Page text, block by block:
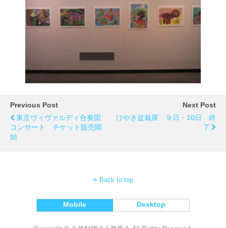
Previous Post
東京ヴィヴァルディ合奏団
コンサート チケット販売開
始
Next Post
けやき盆栽展 ９日・10日 終
了
Back to top
Mobile Desktop